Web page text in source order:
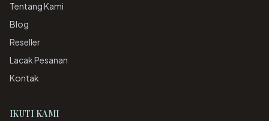
Tentang Kami
Blog
Reseller
Lacak Pesanan
Kontak
IKUTI KAMI